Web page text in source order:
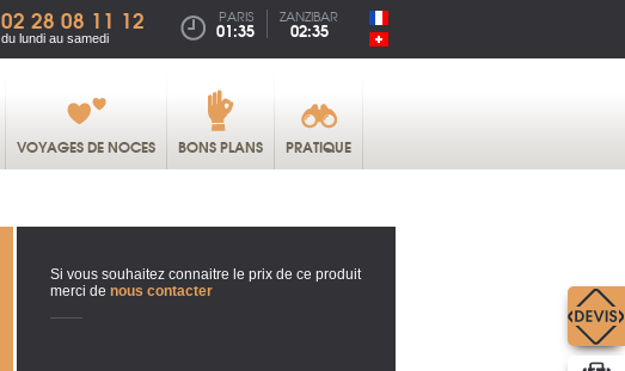
02 28 08 11 12
du lundi au samedi
PARIS
01:35
ZANZIBAR
02:35
VOYAGES DE NOCES BONS PLANS PRATIQUE
Si vous souhaitez connaitre le prix de ce produit
merci de nous contacter